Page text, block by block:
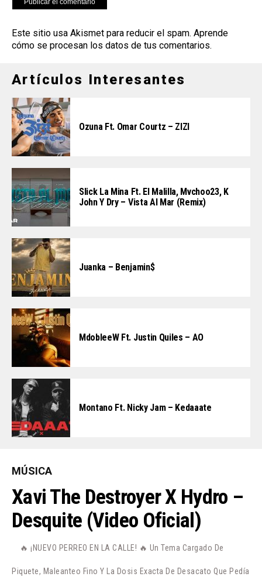
Este sitio usa Akismet para reducir el spam. Aprende
cómo se procesan los datos de tus comentarios.
Artículos Interesantes
Ozuna Ft. Omar Courtz – ZIZI
Slick La Mina Ft. El Malilla, Mvchoo23, K
John Y Dry – Vista Al Mar (Remix)
Juanka – Benjamin$
MdobleeW Ft. Justin Quiles – AO
Montano Ft. Nicky Jam – Kedaaate
MÚSICA
Xavi The Destroyer X Hydro –
Desquite (Video Oficial)
🔥 ¡NUEVO PERREO EN LA CALLE! 🔥 Un Tema Cargado De
Piquete, Maleanteo Fino Y La Dosis Exacta De Desacato Que Pedía